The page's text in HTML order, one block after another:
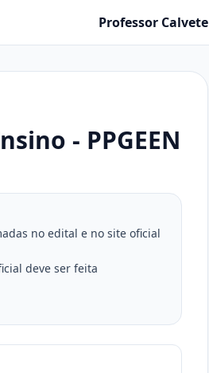
Professor Calvete
- PPGEEN
no edital e no site oficial
deve ser feita